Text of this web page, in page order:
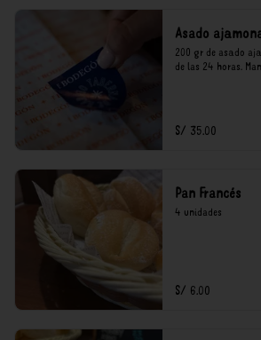
Asado
200 gr de asado
de las 24 horas.
S/ 35.00
Pan Francés
4 unidades
S/ 6.00